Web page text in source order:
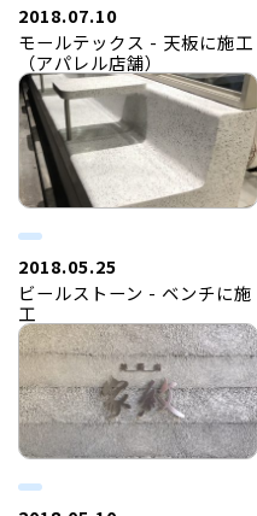
2018.07.10
モールテックス - 天板に施工
（アパレル店舗）
2018.05.25
ビールストーン - ベンチに施
工